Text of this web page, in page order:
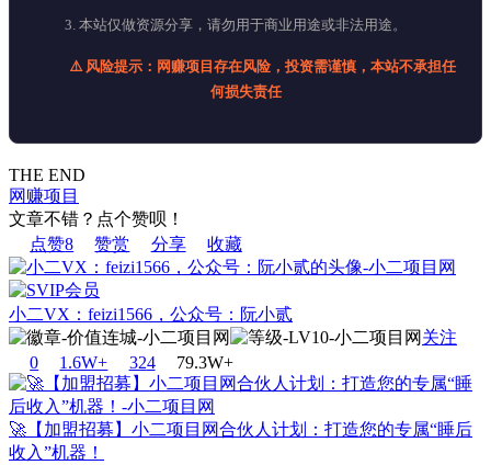
3. 本站仅做资源分享，请勿用于商业用途或非法用途。
⚠️ 风险提示：网赚项目存在风险，投资需谨慎，本站不承担任
何损失责任
THE END
网赚项目
文章不错？点个赞呗！
点赞8 赞赏 分享 收藏
小二VX：feizi1566，公众号：阮小贰
关注
0
1.6W+ 324 79.3W+
🚀【加盟招募】小二项目网合伙人计划：打造您的专属“睡后
收入”机器！